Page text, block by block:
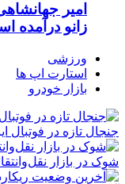
امیر
زانو درآمده
ورزشی
استارت اپ ها
بازار خودرو
جنجال تازه در فوتبال
شوک در بازار